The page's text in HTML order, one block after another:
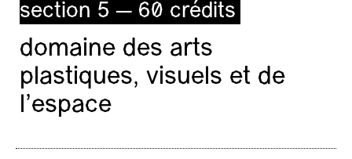
section 5 — 60 crédits
domaine des arts
plastiques, visuels et de
l’espace